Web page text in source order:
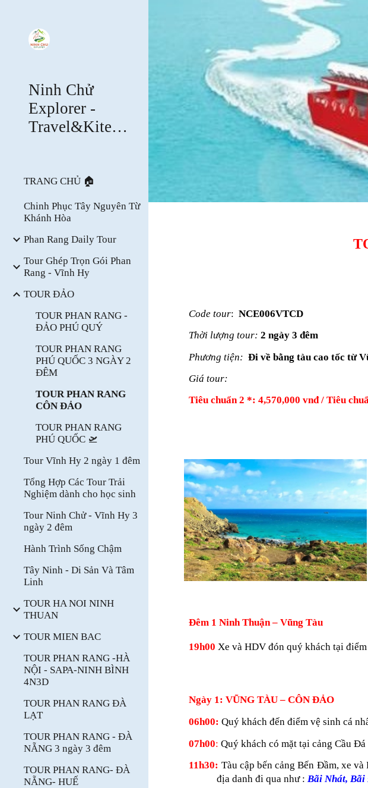
Skip to main content
Ninh Chử
Explorer -
Travel&Kitesurfing
TRANG CHỦ 🏠
Chinh Phục Tây Nguyên Từ
Khánh Hòa
Phan Rang Daily Tour
Tour Ghép Trọn Gói Phan
Rang - Vĩnh Hy
TOUR ĐẢO
TOUR PHAN RANG -
ĐẢO PHÚ QUÝ
TOUR PHAN RANG
PHÚ QUỐC 3 NGÀY 2
ĐÊM
TOUR PHAN RANG
CÔN ĐẢO
TOUR PHAN RANG
PHÚ QUỐC 🛫
Tour Vĩnh Hy 2 ngày 1 đêm
Tổng Hợp Các Tour Trải
Nghiệm dành cho học sinh
Tour Ninh Chử - Vĩnh Hy 3
ngày 2 đêm
Hành Trình Sống Chậm
Tây Ninh - Di Sản Và Tâm
Linh
TOUR HA NOI NINH
THUAN
TOUR MIEN BAC
TOUR PHAN RANG -HÀ
NỘI - SAPA-NINH BÌNH
4N3D
TOUR PHAN RANG ĐÀ
LẠT
TOUR PHAN RANG - ĐÀ
NẴNG 3 ngày 3 đêm
TOUR PHAN RANG- ĐÀ
NẴNG- HUẾ
Code tour: NCE006VTCD
Thời lượng tour: 2 ngày 3 đêm
Phương tiện: Đi về bằng tàu cao tốc từ
Giá tour:
Tiêu chuẩn 2 *: 4,570,000 vnđ / Tiêu
Đêm 1 Ninh Thuận – Vũng Tàu
19h00Xe và HDV đón quý khách tại
Ngày 1: VŨNG TÀU – CÔN ĐẢO
06h00:Quý khách đến điểm vệ sinh cá
07h00: Quý khách có mặt tại cảng Cầu
11h30: Tàu cập bến cảng Bến Đầm, xe
địa danh đi qua như : Bãi Nhát,